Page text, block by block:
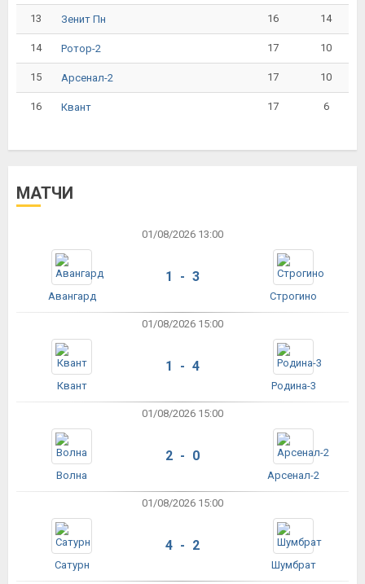
13 Зенит Пн 16 14
14 Ротор-2 17 10
15 Арсенал-2 17 10
16 Квант 17 6
МАТЧИ
01/08/2026 13:00
Авангард
1 - 3
Строгино
01/08/2026 15:00
Квант
1 - 4
Родина-3
01/08/2026 15:00
Волна
2 - 0
Арсенал-2
01/08/2026 15:00
Сатурн
4 - 2
Шумбрат